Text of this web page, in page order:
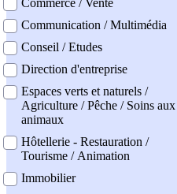
Communication / Multimédia
Conseil / Etudes
Direction d'entreprise
Espaces verts et naturels /
Agriculture / Pêche / Soins aux
animaux
Hôtellerie - Restauration /
Tourisme / Animation
Immobilier